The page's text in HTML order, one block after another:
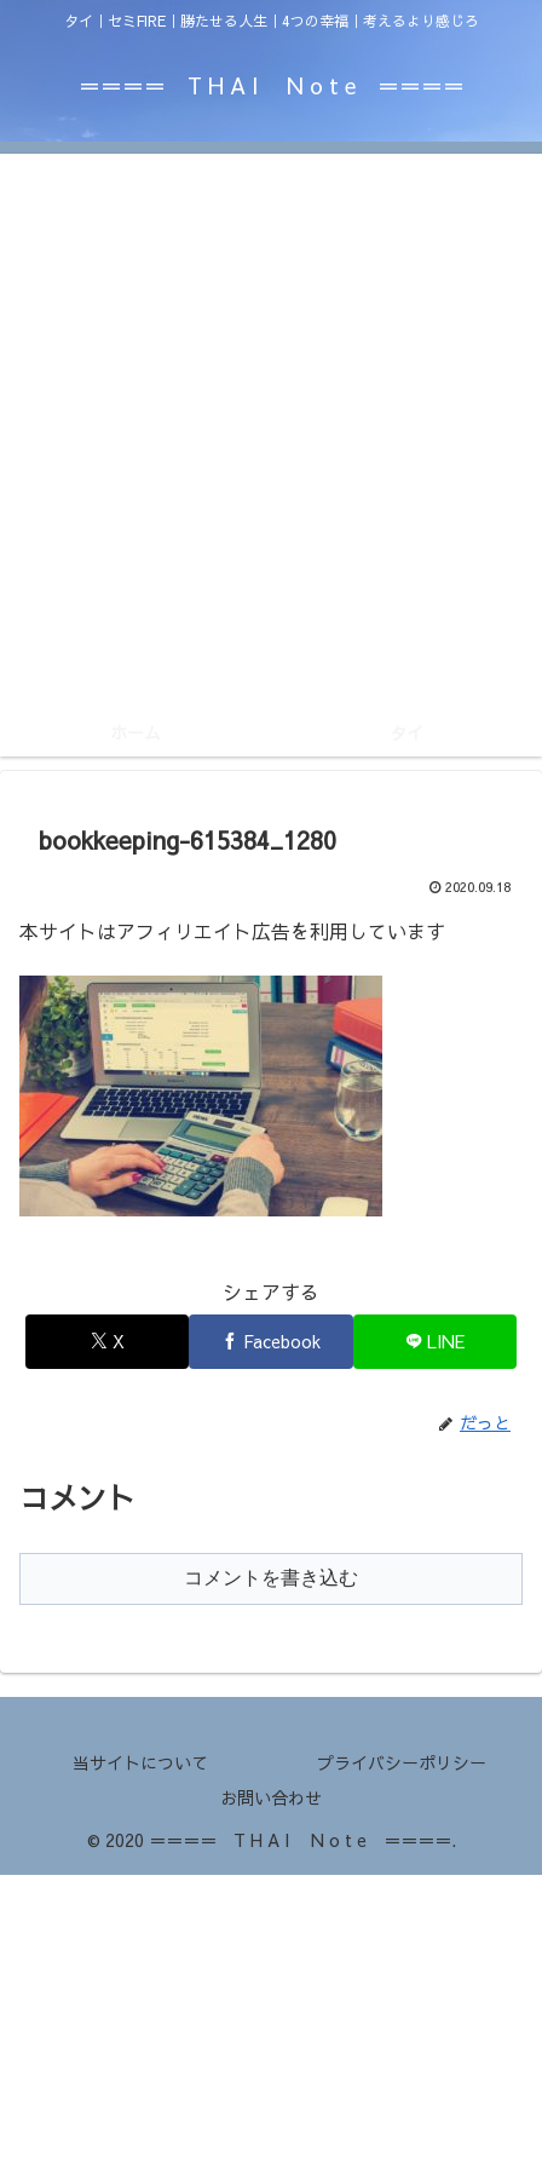
タイ｜セミFIRE｜勝たせる人生｜4つの幸福｜考えるより感じろ
＝＝＝＝ T H A I N o t e ＝＝＝＝
bookkeeping-615384_1280
2020.09.18
本サイトはアフィリエイト広告を利用しています
シェアする
X Facebook LINE
だっと
コメント
コメントを書き込む
当サイトについて
プライバシーポリシー
お問い合わせ
© 2020 ＝＝＝＝ T H A I N o t e ＝＝＝＝.